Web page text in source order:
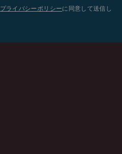
プライバシーポリシーに同意して送信し